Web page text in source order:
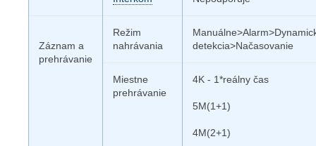
Záznam a
prehrávanie
Režim
nahrávania
detekcia>Načasovanie
Miestne
prehrávanie
4K - 1*reálny čas
5M(1+1)
4M(2+1)